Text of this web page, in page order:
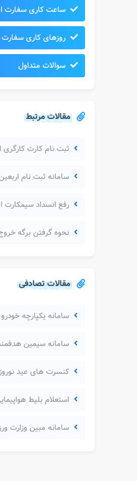
ساعت کاری سفارت
روزهای کاری سفارت
سوالات متداول
مقالات مرتبط
ثبت نام کارت کارگری
سامانه ثبت نام
رفع انسداد سیمکارت
نحوه گرفتن برگه
مقالات تصادفی
سامانه یکپارچه خودرو
سامانه سیمین
کنسرت های عید
استعلام بلیط
سامانه مبین وزارت